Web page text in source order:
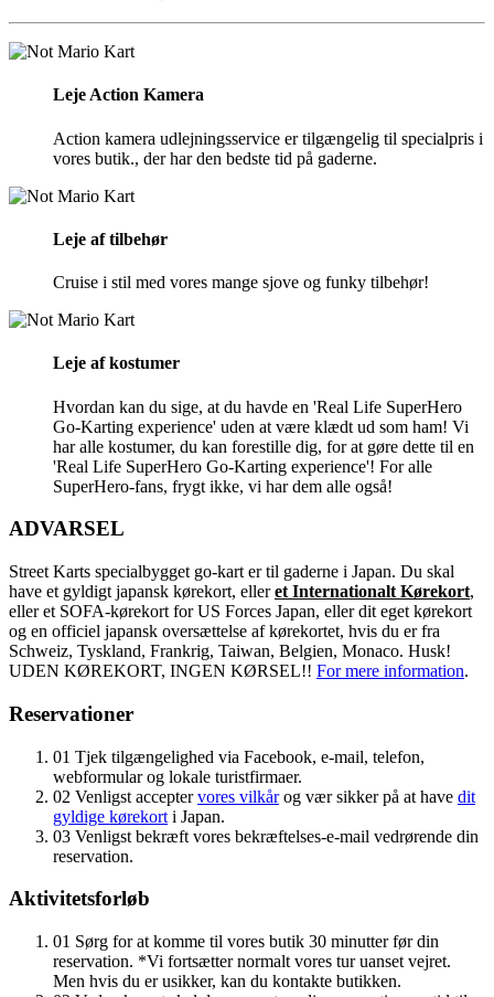
Leje Action Kamera
Action kamera udlejningsservice er tilgængelig til specialpris i
vores butik., der har den bedste tid på gaderne.
Leje af tilbehør
Cruise i stil med vores mange sjove og funky tilbehør!
Leje af kostumer
Hvordan kan du sige, at du havde en 'Real Life SuperHero
Go-Karting experience' uden at være klædt ud som ham! Vi
har alle kostumer, du kan forestille dig, for at gøre dette til en
'Real Life SuperHero Go-Karting experience'! For alle
SuperHero-fans, frygt ikke, vi har dem alle også!
ADVARSEL
Street Karts specialbygget go-kart er til gaderne i Japan. Du skal
have et gyldigt japansk kørekort, elleret Internationalt Kørekort,
eller et SOFA-kørekort for US Forces Japan, eller dit eget kørekort
og en officiel japansk oversættelse af kørekortet, hvis du er fra
Schweiz, Tyskland, Frankrig, Taiwan, Belgien, Monaco. Husk!
UDEN KØREKORT, INGEN KØRSEL!! For mere information.
Reservationer
01 Tjek tilgængelighed via Facebook, e-mail, telefon,
webformular og lokale turistfirmaer.
02 Venligst acceptervores vilkårog vær sikker på at have dit
gyldige kørekort i Japan.
03 Venligst bekræft vores bekræftelses-e-mail vedrørende din
reservation.
Aktivitetsforløb
01 Sørg for at komme til vores butik 30 minutter før din
reservation. *Vi fortsætter normalt vores tur uanset vejret.
Men hvis du er usikker, kan du kontakte butikken.